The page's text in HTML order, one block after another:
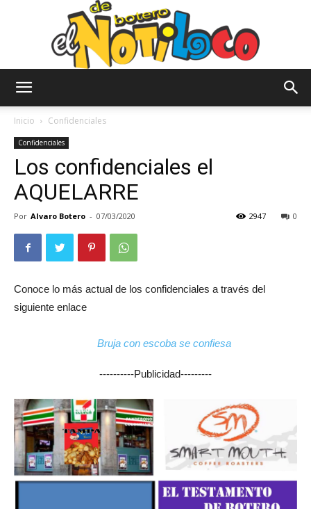
Notiloco
Botero
Inicio Confidenciales
Confidenciales
Los confidenciales el
AQUELARRE
Por Alvaro Botero - 07/03/2020 0
2947
Conoce lo más actual de los confidenciales a través del
siguiente enlace
Bruja con escoba se confiesa
----------Publicidad---------